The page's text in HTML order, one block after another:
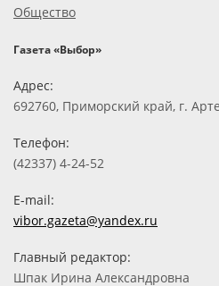
Общество
Газета «Выбор»
Адрес:
692760, Приморский край, г.
Телефон:
(42337) 4-24-52
E-mail:
vibor.gazeta@yandex.ru
Главный редактор:
Шпак Ирина Александровна